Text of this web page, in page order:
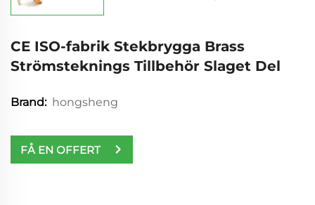
CE ISO-fabrik Stekbrygga Brass
Strömsteknings Tillbehör Slaget Del
Brand: hongsheng
FÅ EN OFFERT